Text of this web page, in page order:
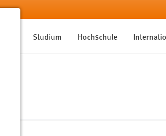
Studium Hochschule